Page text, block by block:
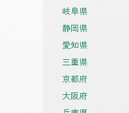
岐阜県
静岡県
愛知県
三重県
京都府
大阪府